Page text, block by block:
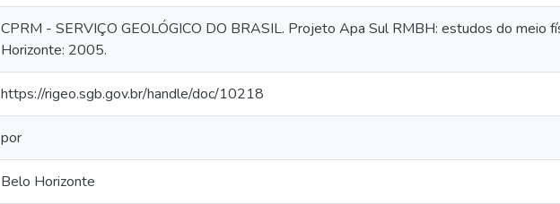
CPRM - SERVIÇO GEOLÓGICO DO BRASIL. Projeto Apa Sul RMBH: estudos do meio
Horizonte: 2005.
https://rigeo.sgb.gov.br/handle/doc/10218
por
Belo Horizonte